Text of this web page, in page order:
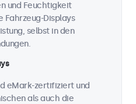
und Feuchtigkeit
Displays
selbst in den
eMark-zertifiziert und
als auch die